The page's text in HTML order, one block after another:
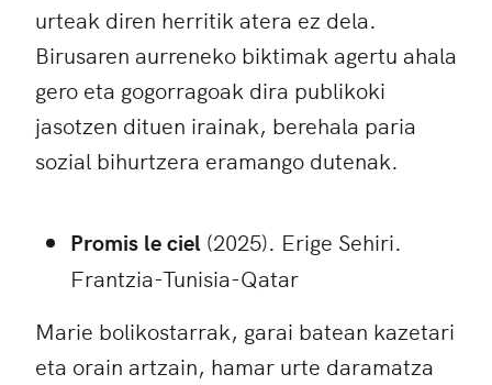
urteak diren herritik atera ez dela.
Birusaren aurreneko biktimak agertu ahala
gero eta gogorragoak dira publikoki
jasotzen dituen irainak, berehala paria
sozial bihurtzera eramango dutenak.
Promis le ciel (2025). Erige Sehiri.
Frantzia-Tunisia-Qatar
Marie bolikostarrak, garai batean kazetari
eta orain artzain, hamar urte daramatza